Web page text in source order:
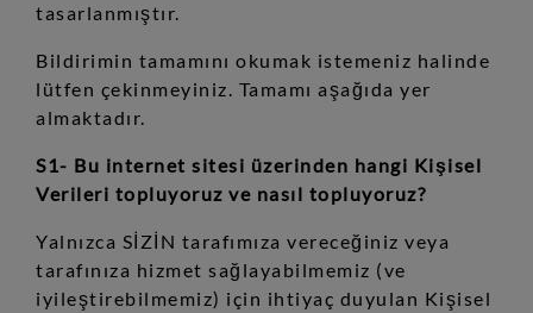
tasarlanmıştır.
Bildirimin tamamını okumak istemeniz halinde
lütfen çekinmeyiniz. Tamamı aşağıda yer
almaktadır.
S1- Bu internet sitesi üzerinden hangi Kişisel
Verileri topluyoruz ve nasıl topluyoruz?
Yalnızca SİZİN tarafımıza vereceğiniz veya
tarafınıza hizmet sağlayabilmemiz (ve
iyileştirebilmemiz) için ihtiyaç duyulan Kişisel